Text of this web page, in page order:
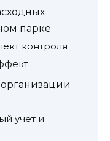
парке
контроля
учет и